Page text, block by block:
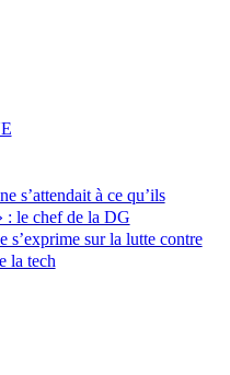
s’attendait à ce qu’ils
: le chef de la DG
s’exprime sur la lutte contre
la tech